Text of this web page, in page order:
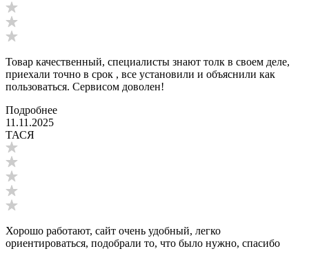
Товар качественный, специалисты знают толк в своем деле,
приехали точно в срок , все установили и объяснили как
пользоваться. Сервисом доволен!
Подробнее
11.11.2025
ТАСЯ
Хорошо работают, сайт очень удобный, легко
ориентироваться, подобрали то, что было нужно, спасибо